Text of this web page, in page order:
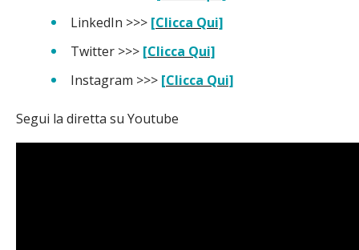
LinkedIn >>> [Clicca Qui]
Twitter >>> [Clicca Qui]
Instagram >>> [Clicca Qui]
Segui la diretta su Youtube